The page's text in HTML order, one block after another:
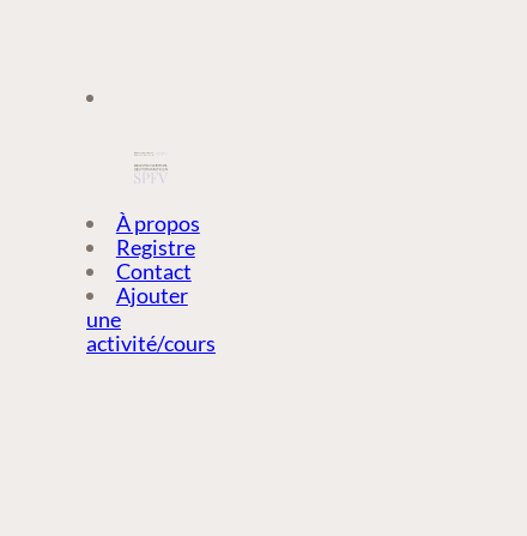
À PROPOS
REGISTRE
À propos
Registre
Contact
Ajouter
une
activité/cours